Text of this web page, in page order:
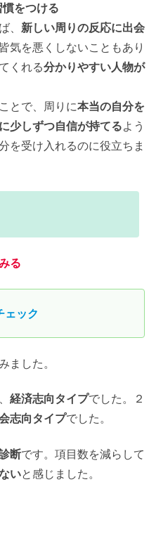
をつける
、 新しい周りの反応に出会
気を悪くしないこともあり
くれる分かりやすい人物が
とで、周りに本当の自分を
少しずつ自信が持てるよう
を受け入れるのに役立ちま
る
ェック
ました。
経済志向タイプでした。２
志向タイプでした。
断です。項目数を減らして
いと感じました。